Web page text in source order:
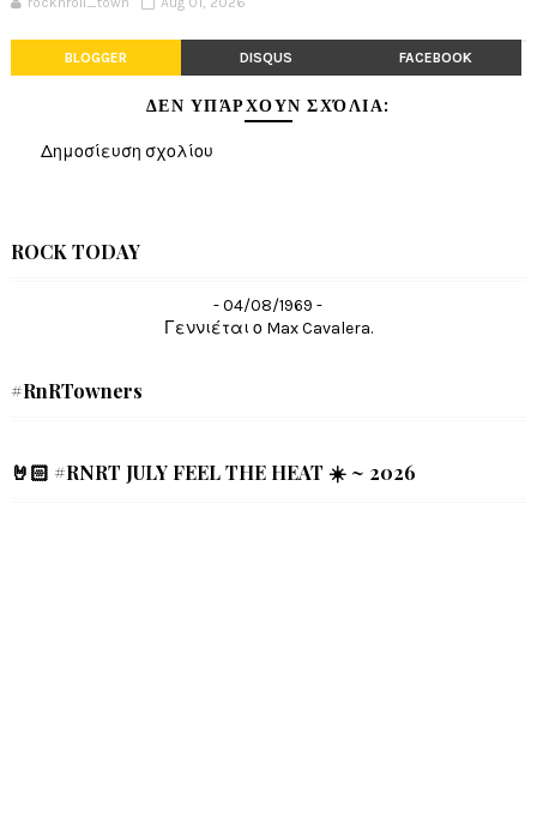
BLOGGER DISQUS FACEBOOK
ΔΕΝ ΥΠΆΡΧΟΥΝ ΣΧΌΛΙΑ:
Δημοσίευση σχολίου
ROCK TODAY
- 04/08/1969 -
Γεννιέται ο Max Cavalera.
#RnRTowners
🤘🏻 #RNRT JULY FEEL THE HEAT ☀️ ~ 2026